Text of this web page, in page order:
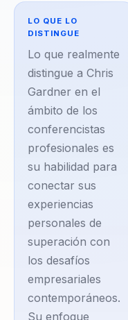
comportamiento en
decisiones practicas.
Su diferencial:
combina ciencia del
comportamiento con
aplicacion practica
para organizaciones.
Chris Gardner, además
de su destacada
carrera empresarial,
ha dedicado una parte
significativa de su vida
a la filantropía y al
apoyo de causas
sociales. Su
compromiso con el
LO QUE LO
DISTINGUE
Lo que realmente
distingue a Chris
Gardner en el
ámbito de los
conferencistas
profesionales es
su habilidad para
conectar sus
experiencias
personales de
superación con
los desafíos
empresariales
contemporáneos.
Su enfoque